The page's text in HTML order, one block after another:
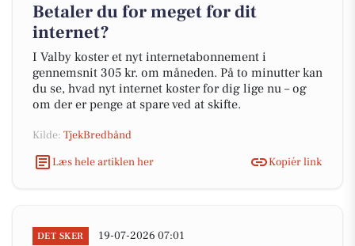
Betaler du for meget for dit
internet?
I Valby koster et nyt internetabonnement i
gennemsnit 305 kr. om måneden. På to minutter kan
du se, hvad nyt internet koster for dig lige nu – og
om der er penge at spare ved at skifte.
Kilde: TjekBredbånd
Læs hele artiklen her
Kopiér link
DET SKER 19-07-2026 07:01